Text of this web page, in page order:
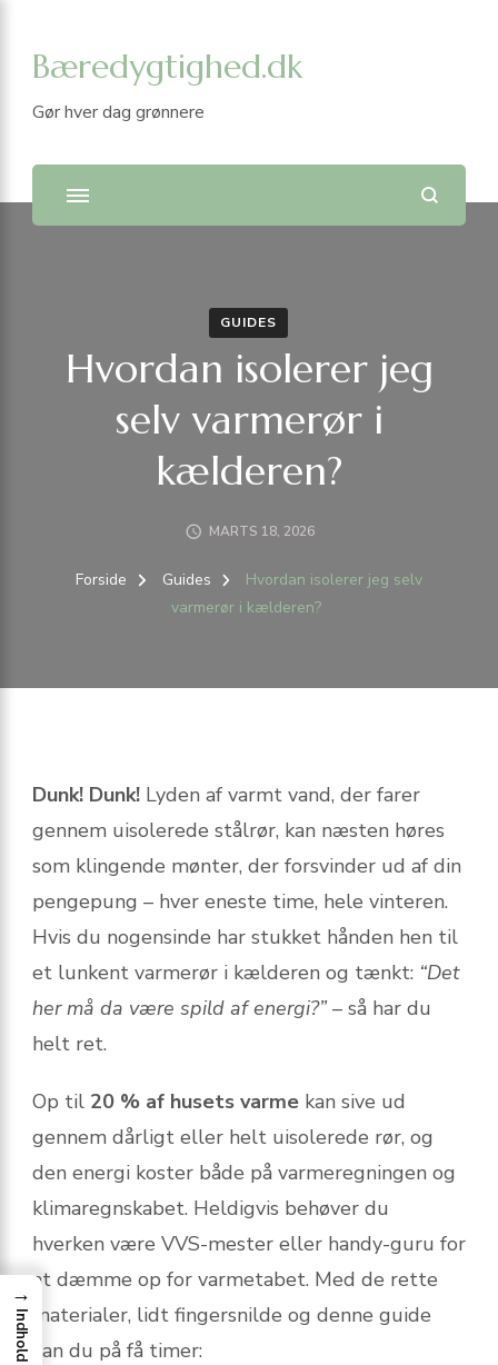
Bæredygtighed.dk
Gør hver dag grønnere
GUIDES
Hvordan isolerer jeg
selv varmerør i
kælderen?
MARTS 18, 2026
Forside Guides
Hvordan isolerer jeg selv
varmerør i kælderen?
Dunk! Dunk! Lyden af varmt vand, der farer
gennem uisolerede stålrør, kan næsten høres
som klingende mønter, der forsvinder ud af din
pengepung – hver eneste time, hele vinteren.
Hvis du nogensinde har stukket hånden hen til
et lunkent varmerør i kælderen og tænkt: “Det
her må da være spild af energi?”– så har du
helt ret.
Op til 20 % af husets varme kan sive ud
gennem dårligt eller helt uisolerede rør, og
den energi koster både på varmeregningen og
klima­regnskabet. Heldigvis behøver du
hverken være VVS-mester eller handy-guru for
at dæmme op for varmetabet. Med de rette
materialer, lidt fingersnilde og denne guide
kan du på få timer:
→
Indhold